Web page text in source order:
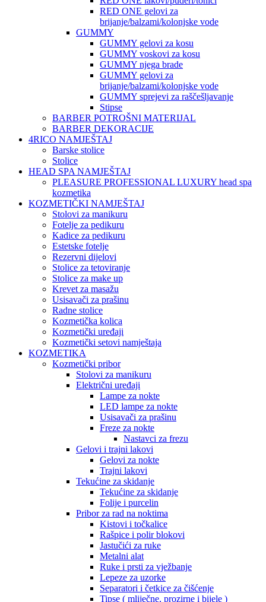
RED ONE gelovi za
brijanje/balzami/kolonjske vode
GUMMY
GUMMY gelovi za kosu
GUMMY voskovi za kosu
GUMMY njega brade
GUMMY gelovi za
brijanje/balzami/kolonjske vode
GUMMY sprejevi za raščešljavanje
Stipse
BARBER POTROŠNI MATERIJAL
BARBER DEKORACIJE
4RICO NAMJEŠTAJ
Barske stolice
Stolice
HEAD SPA NAMJEŠTAJ
PLEASURE PROFESSIONAL LUXURY head spa
kozmetika
KOZMETIČKI NAMJEŠTAJ
Stolovi za manikuru
Fotelje za pedikuru
Kadice za pedikuru
Estetske fotelje
Rezervni dijelovi
Stolice za tetoviranje
Stolice za make up
Krevet za masažu
Usisavači za prašinu
Radne stolice
Kozmetička kolica
Kozmetički uređaji
Kozmetički setovi namještaja
KOZMETIKA
Kozmetički pribor
Stolovi za manikuru
Električni uređaji
Lampe za nokte
LED lampe za nokte
Usisavači za prašinu
Freze za nokte
Nastavci za frezu
Gelovi i trajni lakovi
Gelovi za nokte
Trajni lakovi
Tekućine za skidanje
Tekućine za skidanje
Folije i purcelin
Pribor za rad na noktima
Kistovi i točkalice
Rašpice i polir blokovi
Jastučići za ruke
Metalni alat
Ruke i prsti za vježbanje
Lepeze za uzorke
Separatori i četkice za čišćenje
Tipse ( mliječne, prozirne i bijele )